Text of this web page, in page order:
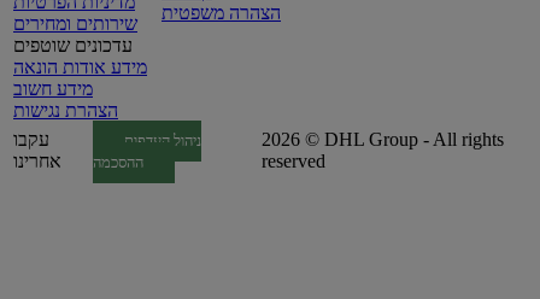
שירותים ומחירים
עדכונים שוטפים
מידע אודות הונאה
מידע חשוב
הצהרת נגישות
הצהרה משפטית
עקבו
אחרינו
ניהול העדפות
ההסכמה
2026 © DHL Group - All rights
reserved